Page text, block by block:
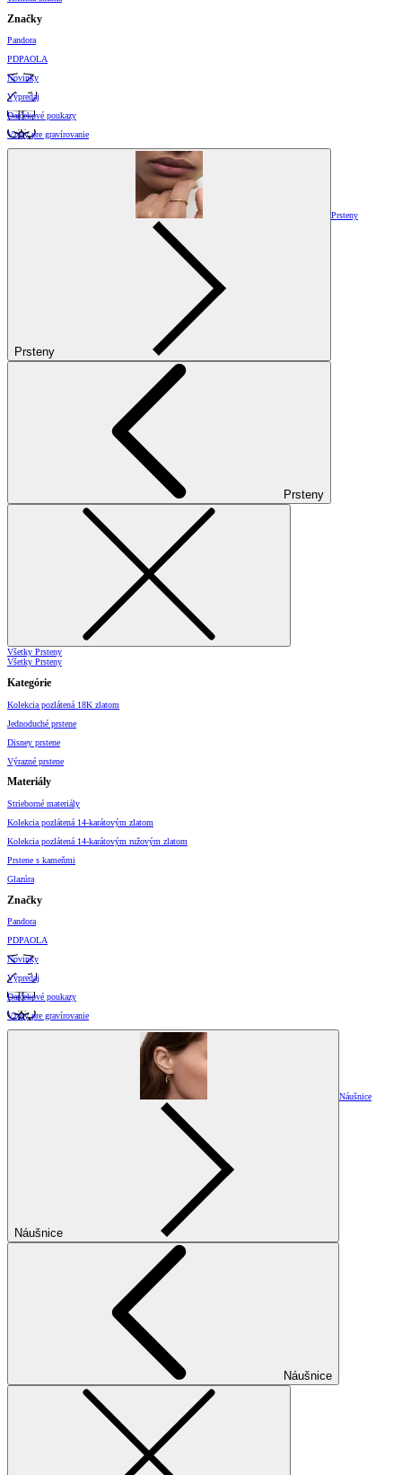
Značky
Pandora
PDPAOLA
Novinky
Výpredaj
Darčekové poukazy
Vzory pre gravírovanie
Prsteny
Prsteny
Prsteny
Všetky Prsteny
Všetky Prsteny
Kategórie
Kolekcia pozlátená 18K zlatom
Jednoduché prstene
Disney prstene
Výrazné prstene
Materiály
Strieborné materiály
Kolekcia pozlátená 14-karátovým zlatom
Kolekcia pozlátená 14-karátovým ružovým zlatom
Prstene s kameňmi
Glazúra
Značky
Pandora
PDPAOLA
Novinky
Výpredaj
Darčekové poukazy
Vzory pre gravírovanie
Náušnice
Náušnice
Náušnice